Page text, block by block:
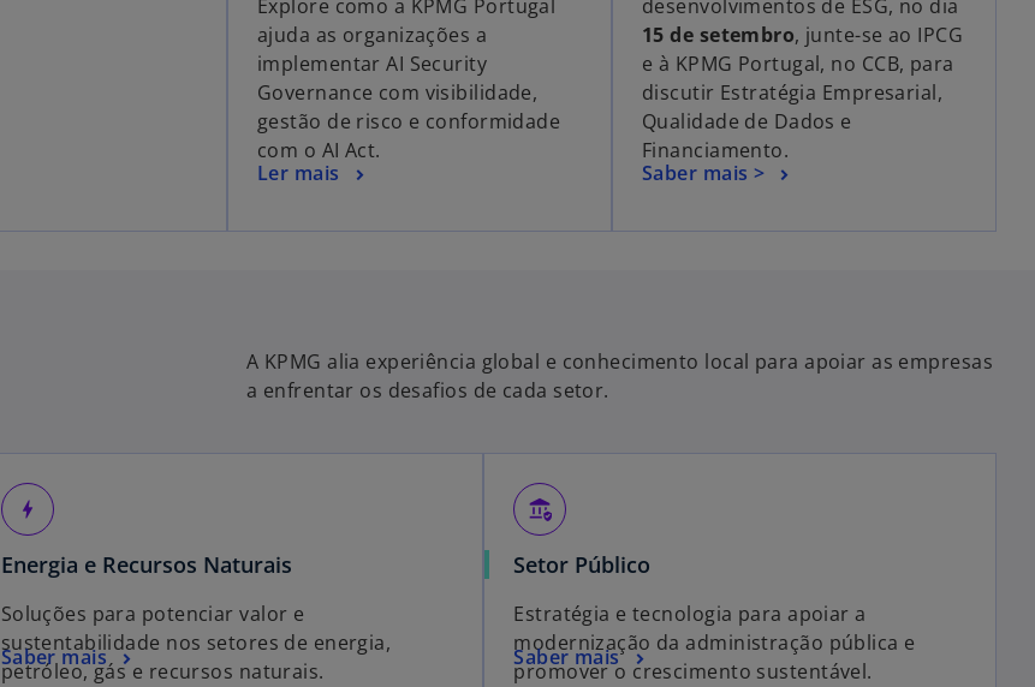
Explore como a KPMG Portugal
ajuda as organizações a
implementar AI Security
Governance com visibilidade,
gestão de risco e conformidade
com o AI Act.
Ler mais
desenvolvimentos de ESG, no dia
15 de setembro, junte-se ao IPCG
e à KPMG Portugal, no CCB, para
discutir Estratégia Empresarial,
Qualidade de Dados e
Financiamento.
Saber mais >
A KPMG alia experiência global e conhecimento local para apoiar as empresas
a enfrentar os desafios de cada setor.
bolt
Energia e Recursos Naturais
Soluções para potenciar valor e
sustentabilidade nos setores de energia,
petróleo, gás e recursos naturais.
Saber mais
assured_workload
Setor Público
Estratégia e tecnologia para apoiar a
modernização da administração pública e
promover o crescimento sustentável.
Saber mais